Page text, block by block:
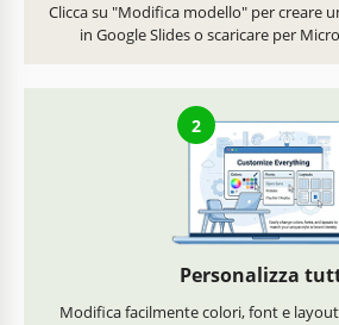
Clicca su "Modifica modello" per creare
in Google Slides o scaricare per
2
Personalizza
Modifica facilmente colori, font e